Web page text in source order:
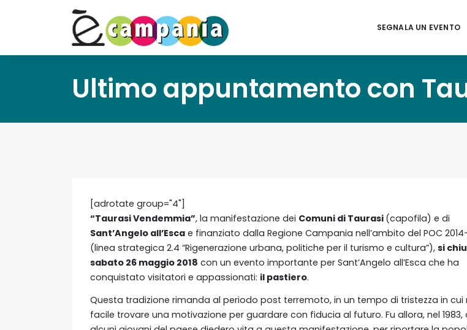
SEGNALA UN EVENTO
Ultimo appuntamento con
[adrotate group="4"]
“Taurasi Vendemmia”, la manifestazione dei Comuni di Taurasi (capofila) e di
Sant’Angelo all’Esca e finanziato dalla Regione Campania nell’ambito del POC
(linea strategica 2.4 “Rigenerazione urbana, politiche per il turismo e cultura”), si
sabato 26 maggio 2018 con un evento importante per Sant’Angelo all’Esca che ha
conquistato visitatori e appassionati: il pastiero.
Questa tradizione rimanda al periodo post terremoto, in un tempo di tristezza in cui
facile trovare una motivazione per guardare con fiducia al futuro. Fu allora, nel 1983,